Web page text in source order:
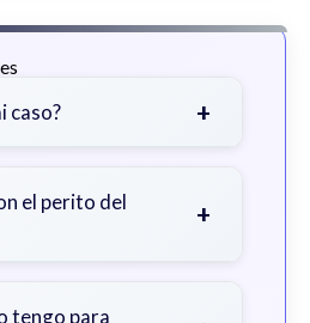
caso? +
lesiones, facturas
fuera del trabajo y
el perito del
+
abogado para evitar
tengo para